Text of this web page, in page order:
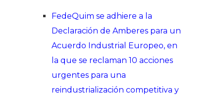
FedeQuim se adhiere a la
Declaración de Amberes para un
Acuerdo Industrial Europeo, en
la que se reclaman 10 acciones
urgentes para una
reindustrialización competitiva y